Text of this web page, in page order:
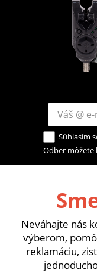
Súhlasím
Odber môžete
Neváhajte nás
výberom,
reklamáciu,